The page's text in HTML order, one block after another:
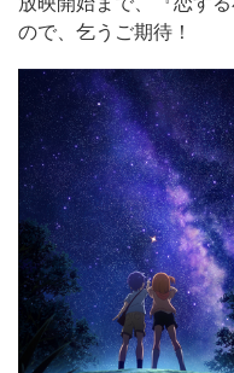
ので、乞うご期待！